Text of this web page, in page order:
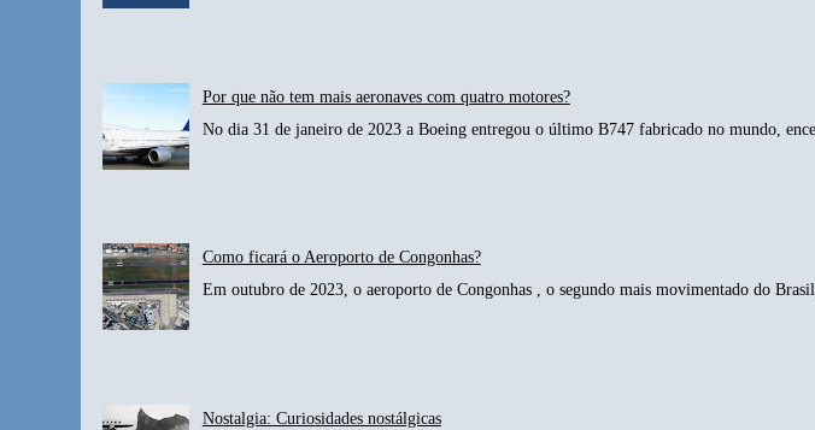
Por que não tem mais aeronaves com quatro motores?
No dia 31 de janeiro de 2023 a Boeing entregou o último B747 fabricado no mundo,
Como ficará o Aeroporto de Congonhas?
Em outubro de 2023, o aeroporto de Congonhas , o segundo mais movimentado do
Nostalgia: Curiosidades nostálgicas